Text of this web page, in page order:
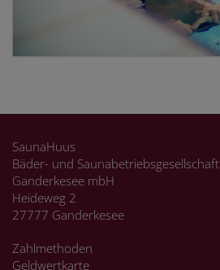
SaunaHuus
Bäder- und Saunabetriebsgesellschaft
Ganderkesee mbH
Heideweg 2
27777 Ganderkesee
Zahlmethoden
Geldwertkarte